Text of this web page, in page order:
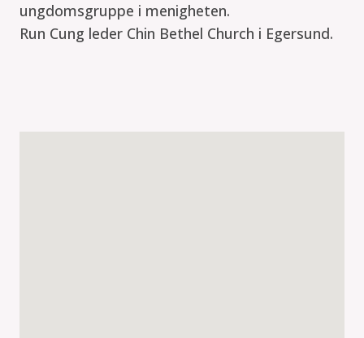
ungdomsgruppe i menigheten.
Run Cung leder Chin Bethel Church i Egersund.